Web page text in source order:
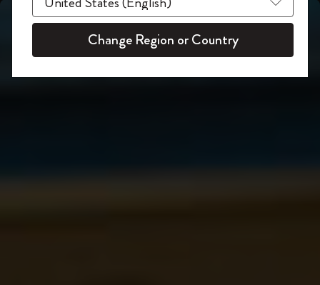
今すぐ会員登録 !
Change Region or Country